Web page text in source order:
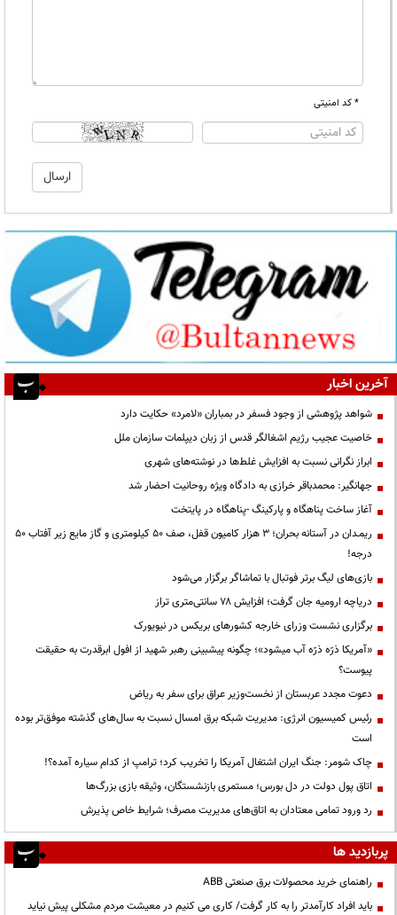
* کد امنیتی
آخرین اخبار
شواهد پژوهشی از وجود فسفر در بمباران «لامرد» حکایت دارد
خاصیت عجیب رژیم اشغالگر قدس از زبان دیپلمات سازمان ملل
ابراز نگرانی نسبت به افزایش غلط‌ها در نوشته‌های شهری
جهانگیر: محمدباقر خرازی به دادگاه ویژه روحانیت احضار شد
آغاز ساخت پناهگاه و پارکینگ -پناهگاه در پایتخت
ریمـدان در آستانه بحران؛ ۳ هزار کامیون قفل، صف ۵۰ کیلومتری و گاز مایع زیر آفتاب ۵۰
درجه!
بازی‌های لیگ برتر فوتبال با تماشاگر برگزار می‌شود
دریاچه ارومیه جان گرفت؛ افزایش ۷۸ سانتی‌متری تراز
برگزاری نشست وزرای خارجه کشورهای بریکس در نیویورک
«آمریکا ذرّه ذرّه آب میشود»؛ چگونه پیشبینی رهبر شهید از افول ابرقدرت به حقیقت
پیوست؟
دعوت مجدد عربستان از نخست‌وزیر عراق برای سفر به ریاض
رئیس کمیسیون انرژی: مدیریت شبکه برق امسال نسبت به سال‌های گذشته موفق‌تر بوده
است
چاک شومر: جنگ ایران اشتغال آمریکا را تخریب کرد؛ ترامپ از کدام سیاره آمده؟!
اتاق پول دولت در دل بورس؛ مستمری بازنشستگان، وثیقه بازی بزرگ‌ها
رد ورود تمامی معتادان به اتاق‌های مدیریت مصرف؛ شرایط خاص پذیرش
پربازدید ها
راهنمای خرید محصولات برق صنعتی ABB
باید افراد کارآمدتر را به کار گرفت/ کاری می کنیم در معیشت مردم مشکلی پیش نیاید